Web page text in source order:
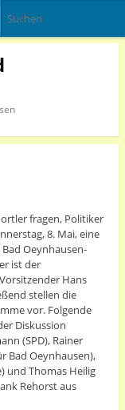
fragen, Politiker
8. Mai, eine
Oeynhausen-
ist der
Hans
stellen die
vor. Folgende
Diskussion
(SPD), Rainer
Bad Oeynhausen),
und Thomas Heilig
Rehorst aus